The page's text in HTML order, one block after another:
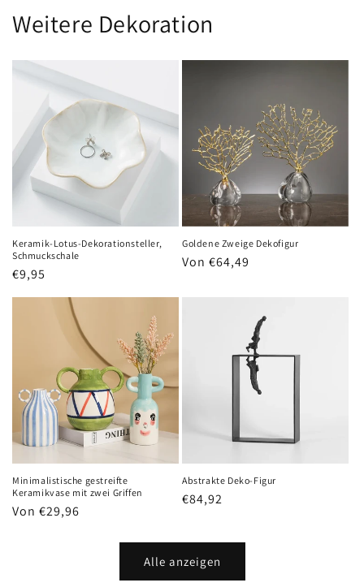
Weitere Dekoration
Keramik-Lotus-Dekorationsteller,
Schmuckschale
Normaler
€9,95
Goldene Zweige Dekofigur
Normaler
Von €64,49
Minimalistische gestreifte
Keramikvase mit zwei Griffen
Normaler
Von €29,96
Abstrakte Deko-Figur
Normaler
€84,92
Alle anzeigen